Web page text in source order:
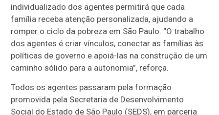
individualizado dos agentes permitirá que cada
família receba atenção personalizada, ajudando a
romper o ciclo da pobreza em São Paulo. “O trabalho
dos agentes é criar vínculos, conectar as famílias às
políticas de governo e apoiá-las na construção de um
caminho sólido para a autonomia”, reforça.
Todos os agentes passaram pela formação
promovida pela Secretaria de Desenvolvimento
Social do Estado de São Paulo (SEDS), em parceria